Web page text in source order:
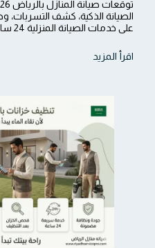
الصيانة الذكية، كشف التسربات،
على خدمات الصيانة المنزلية 24 ساعة في جميع أحياء الرياض.
اقرأ المزيد